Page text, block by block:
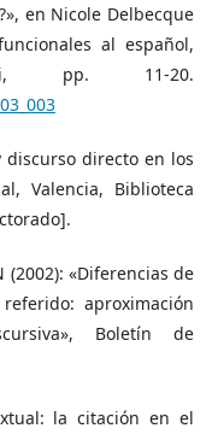
en Nicole Delbecque
al español,
pp. 11-20.
discurso directo en los
Valencia, Biblioteca
(2002): «Diferencias de
aproximación
Boletín de
la citación en el